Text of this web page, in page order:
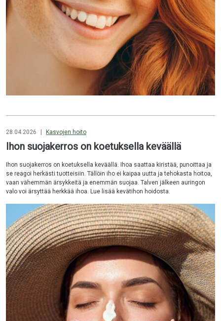
28.04.2026 | Kasvojen hoito
Ihon suojakerros on koetuksella keväällä
Ihon suojakerros on koetuksella keväällä. Ihoa saattaa kiristää, punoittaa ja
se reagoi herkästi tuotteisiin. Tällöin iho ei kaipaa uutta ja tehokasta hoitoa,
vaan vähemmän ärsykkeitä ja enemmän suojaa. Talven jälkeen auringon
valo voi ärsyttää herkkää ihoa. Lue lisää kevätihon hoidosta.